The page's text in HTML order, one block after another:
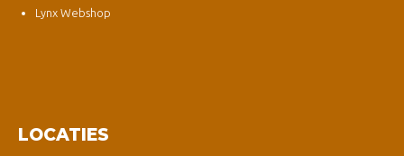
Lynx Webshop
LOCATIES